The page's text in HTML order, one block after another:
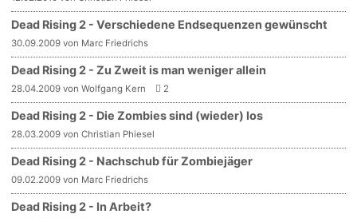
Dead Rising 2 - Verschiedene Endsequenzen gewünscht
30.09.2009 von Marc Friedrichs
Dead Rising 2 - Zu Zweit is man weniger allein
28.04.2009 von Wolfgang Kern 2
Dead Rising 2 - Die Zombies sind (wieder) los
28.03.2009 von Christian Phiesel
Dead Rising 2 - Nachschub für Zombiejäger
09.02.2009 von Marc Friedrichs
Dead Rising 2 - In Arbeit?